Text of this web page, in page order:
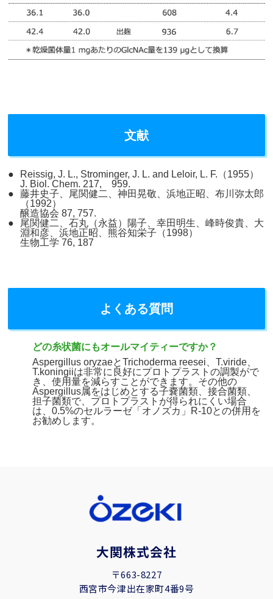
文献
Reissig, J. L., Strominger, J. L. and Leloir, L. F.（1955）
J. Biol. Chem. 217, 959.
藤井史子、尾関健二、神田晃敬、浜地正昭、布川弥太郎
（1992）
醸造協会 87, 757.
尾関健二、石丸（永益）陽子、幸田明生、峰時俊貴、大
淵和彦、浜地正昭、熊谷知栄子（1998）
生物工学 76, 187
よくある質問
どの糸状菌にもオールマイティーですか？
Aspergillus oryzaeとTrichoderma reesei 、T.viride
T.koningiiは非常に良好にプロトプラストの調製がで
き、使用量を減らすことができます。 その他の
Aspergillus属をはじめとする子嚢菌類、接合菌類、
担子菌類で、プロトプラストが得られにくい場合
は、0.5%のセルラーゼ「オノズカ」R-10との併用を
お勧めします。
大関株式会社
〒663-8227
西宮市今津出在家町4番9号